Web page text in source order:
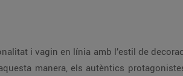
i vagin en línia amb l’estil de
manera, els autèntics